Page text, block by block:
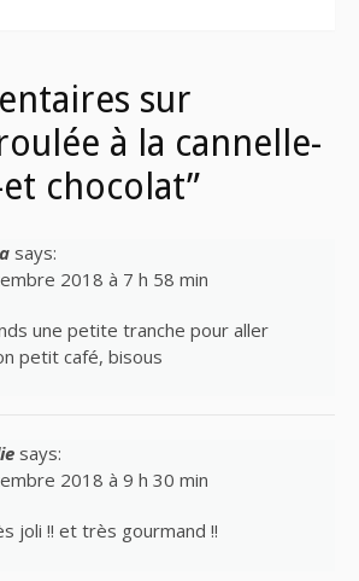
sur
à la cannelle-
chocolat”
says:
2018 à 7 h 58 min
une petite tranche pour aller
petit café, bisous
says:
2018 à 9 h 30 min
joli !! et très gourmand !!